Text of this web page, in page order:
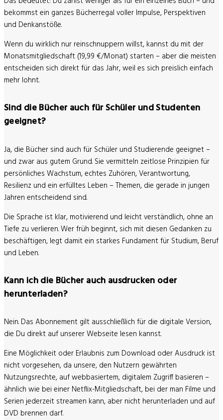
bekommst ein ganzes Bücherregal voller Impulse, Perspektiven
und Denkanstöße.
Wenn du wirklich nur reinschnuppern willst, kannst du mit der
Monatsmitgliedschaft (19,99 €/Monat) starten – aber die meisten
entscheiden sich direkt für das Jahr, weil es sich preislich einfach
mehr lohnt.
Sind die Bücher auch für Schüler und Studenten
geeignet?
Ja, die Bücher sind auch für Schüler und Studierende geeignet –
und zwar aus gutem Grund. Sie vermitteln zeitlose Prinzipien für
persönliches Wachstum, echtes Zuhören, Verantwortung,
Resilienz und ein erfülltes Leben – Themen, die gerade in jungen
Jahren entscheidend sind.
Die Sprache ist klar, motivierend und leicht verständlich, ohne an
Tiefe zu verlieren. Wer früh beginnt, sich mit diesen Gedanken zu
beschäftigen, legt damit ein starkes Fundament für Studium, Beruf
und Leben.
Kann ich die Bücher auch ausdrucken oder
herunterladen?
Nein. Das Abonnement gilt ausschließlich für die digitale Version,
die Du direkt auf unserer Webseite lesen kannst.
Eine Möglichkeit oder Erlaubnis zum Download oder Ausdruck ist
nicht vorgesehen, da unsere, den Nutzern gewährten
Nutzungsrechte, auf webbasiertem, digitalem Zugriff basieren –
ähnlich wie bei einer Netflix-Mitgliedschaft, bei der man Filme und
Serien jederzeit streamen kann, aber nicht herunterladen und auf
DVD brennen darf.